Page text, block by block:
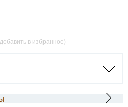
в избранное)